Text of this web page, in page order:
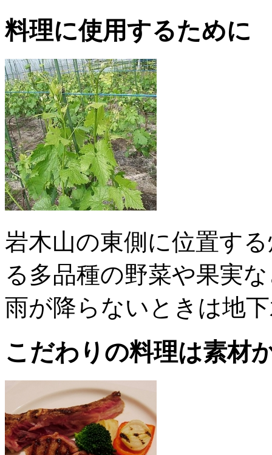
料理に使用するために
岩木山の東側に位置す
る多品種の野菜や果実
雨が降らないときは地
こだわりの料理は素材